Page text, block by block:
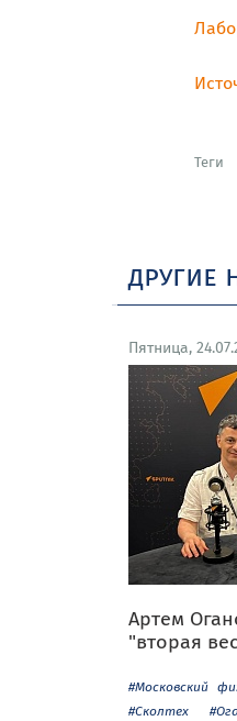
Теги
другие
Пятница,
Артем
"вторая
#Московский
#Сколтех